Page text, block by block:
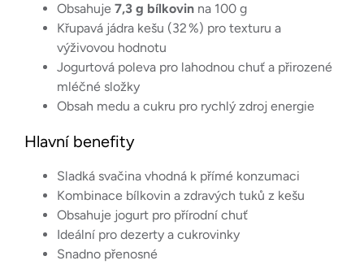
Obsahuje 7,3 g bílkovin na 100 g
Křupavá jádra kešu (32 %) pro texturu a
výživovou hodnotu
Jogurtová poleva pro lahodnou chuť a přirozené
mléčné složky
Obsah medu a cukru pro rychlý zdroj energie
Hlavní benefity
Sladká svačina vhodná k přímé konzumaci
Kombinace bílkovin a zdravých tuků z kešu
Obsahuje jogurt pro přírodní chuť
Ideální pro dezerty a cukrovinky
Snadno přenosné